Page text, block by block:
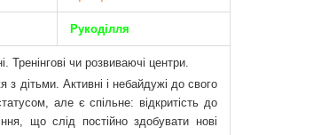
Рукоділля
Тренінгові чи розвиваючі центри.
з дітьми. Активні і небайдужі до свого
але є спільне: відкритість до
що слід постійно здобувати нові